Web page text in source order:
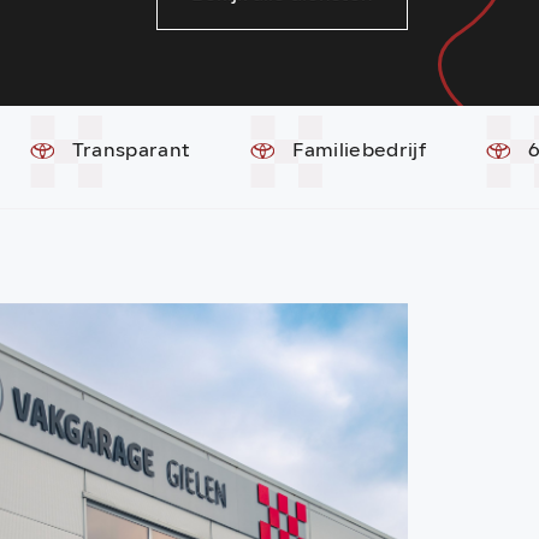
Transparant Familiebedrijf